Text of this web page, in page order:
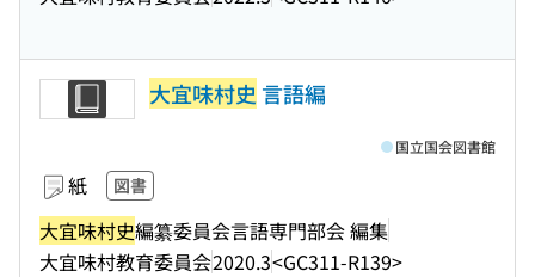
大宜味村史 言語編
紙 図書
大宜味村史編纂委員会言語専門部会 編集
大宜味村教育委員会2020.3<GC311-R139>
国立国会図書館